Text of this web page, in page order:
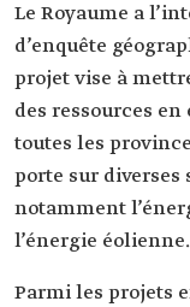
Le Royaume a
d’enquête
projet vise à
des ressources
toutes les
porte sur diverses
notamment
l’énergie éolienne.
Parmi les projets